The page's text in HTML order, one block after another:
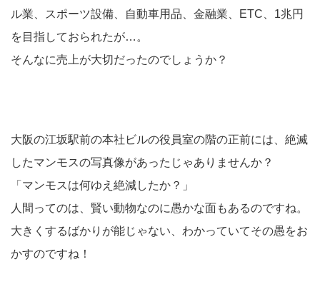
ル業、スポーツ設備、自動車用品、金融業、ETC、1兆円
を目指しておられたが…。
そんなに売上が大切だったのでしょうか？
大阪の江坂駅前の本社ビルの役員室の階の正前には、絶滅
したマンモスの写真像があったじゃありませんか？
「マンモスは何ゆえ絶減したか？」
人間ってのは、賢い動物なのに愚かな面もあるのですね。
大きくするばかりが能じゃない、わかっていてその愚をお
かすのですね！